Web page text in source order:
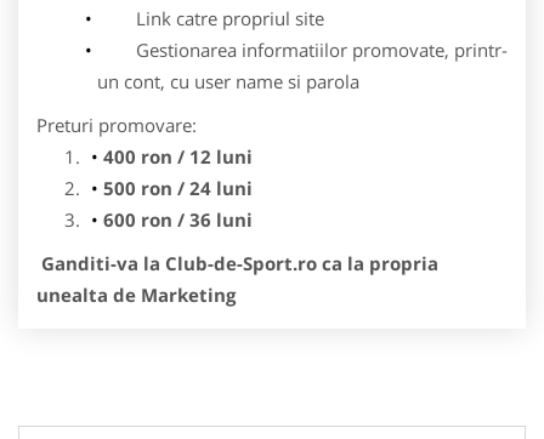
Link catre propriul site
Gestionarea informatiilor promovate, printr-
un cont, cu user name si parola
Preturi promovare:
400 ron / 12 luni
500 ron / 24 luni
600 ron / 36 luni
Ganditi-va la Club-de-Sport.ro ca la propria
unealta de Marketing